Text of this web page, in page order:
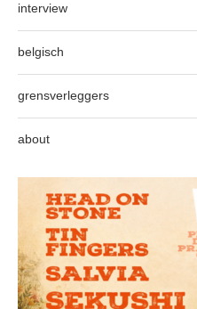
interview
belgisch
grensverleggers
about